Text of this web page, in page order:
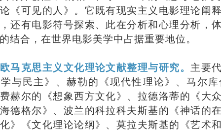
《可见的人》。它既有现实主义电影理论阐
还有电影符号探索、此在分析和心理分析，
结合，在世界电影美学中占据重要地位。
马克思主义文化理论文献整理与研究。 主要
与民主》、赫勒的《现代性理论》、马尔
赫尔的《想象西方文化》、拉德洛蒂的《大
德格尔》、波兰的科拉科夫斯基的《神话的
》《文化理论论纲》、莫拉夫斯基的《艺术